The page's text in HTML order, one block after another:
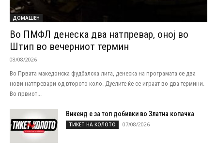
ДОМАШЕН
Во ПМФЛ денеска два натпревар, оној во
Штип во вечерниот термин
08/08/2026
Во Првата македонска фудбалска лига, денеска на програмата се два
нови натпревари од второто коло. Дуелите ќе се играат во два термини.
Во првиот...
Викенд е за топ добивки во Златна копачка
ТИКЕТ НА КОЛОТО 07/08/2026